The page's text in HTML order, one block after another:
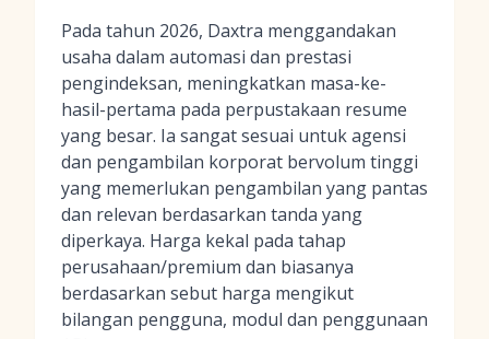
Pada tahun 2026, Daxtra menggandakan
usaha dalam automasi dan prestasi
pengindeksan, meningkatkan masa-ke-
hasil-pertama pada perpustakaan resume
yang besar. Ia sangat sesuai untuk agensi
dan pengambilan korporat bervolum tinggi
yang memerlukan pengambilan yang pantas
dan relevan berdasarkan tanda yang
diperkaya. Harga kekal pada tahap
perusahaan/premium dan biasanya
berdasarkan sebut harga mengikut
bilangan pengguna, modul dan penggunaan